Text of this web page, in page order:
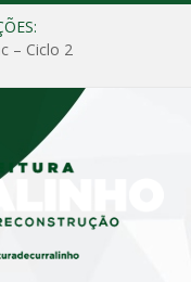
– Ciclo 2